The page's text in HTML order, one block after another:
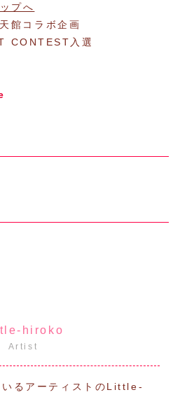
プへ
館コラボ企画
CONTEST入選
hiroko
Artist
いるアーティストのLittle-